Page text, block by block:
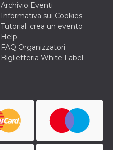
Archivio Eventi
Informativa sui Cookies
Tutorial: crea un evento
Help
FAQ Organizzatori
Biglietteria White Label